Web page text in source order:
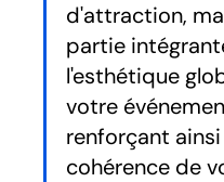
d'attraction,
partie
l'esthétique
votre
renforçant ainsi
cohérence de